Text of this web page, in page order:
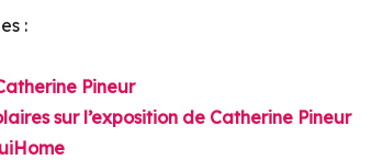
:
Pineur
sur l’exposition de Catherine Pineur